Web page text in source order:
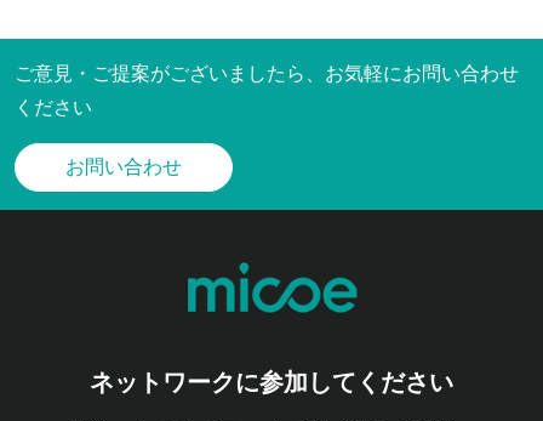
ご意見・ご提案がございましたら、お気軽にお問い合わせ
ください
お問い合わせ
ネットワークに参加してください